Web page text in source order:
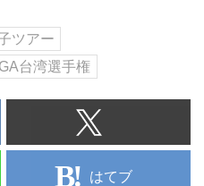
ツアー
台湾選手権
はてブ